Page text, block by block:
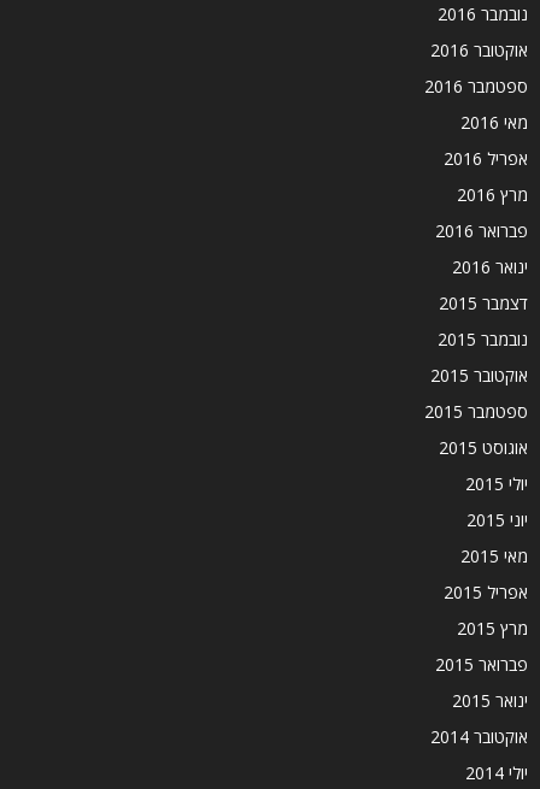
נובמבר 2016
אוקטובר 2016
ספטמבר 2016
מאי 2016
אפריל 2016
מרץ 2016
פברואר 2016
ינואר 2016
דצמבר 2015
נובמבר 2015
אוקטובר 2015
ספטמבר 2015
אוגוסט 2015
יולי 2015
יוני 2015
מאי 2015
אפריל 2015
מרץ 2015
פברואר 2015
ינואר 2015
אוקטובר 2014
יולי 2014